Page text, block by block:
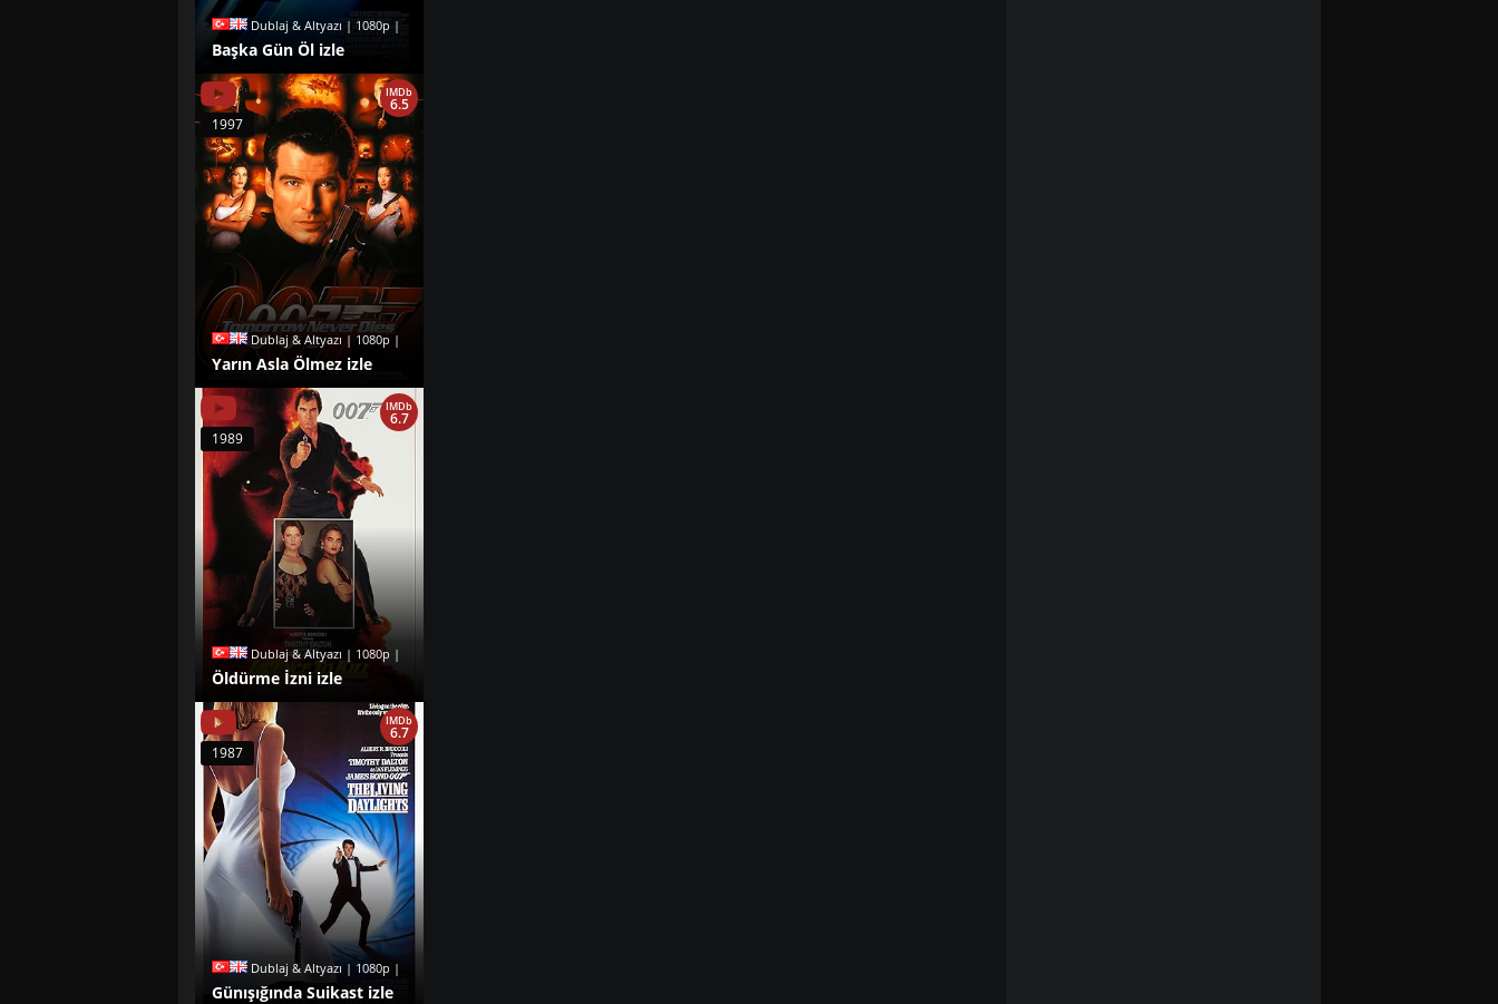
Dublaj & Altyazı | 1080p |
Başka Gün Öl izle
Dublaj & Altyazı | 1080p |
Yarın Asla Ölmez izle
IMDb
6.5
1997
Dublaj & Altyazı | 1080p |
Öldürme İzni izle
IMDb
6.7
1989
Dublaj & Altyazı | 1080p |
Günışığında Suikast izle
IMDb
6.7
1987